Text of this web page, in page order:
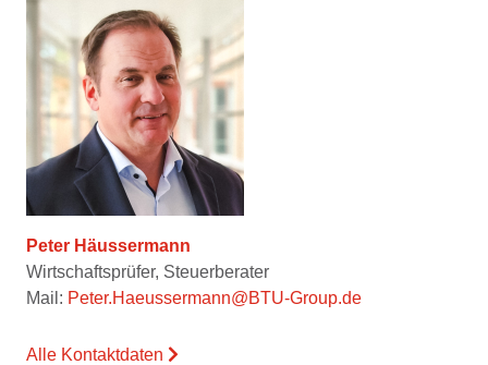
Peter Häussermann
Wirtschaftsprüfer, Steuerberater
Mail: Peter.Haeussermann@BTU-Group.de
Alle Kontaktdaten